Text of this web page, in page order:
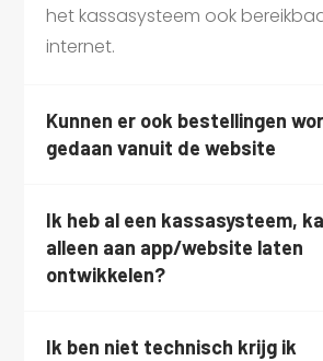
het kassasysteem ook
internet.
Kunnen er ook bestellingen
gedaan vanuit de website
Ik heb al een kassasysteem,
alleen aan app/website laten
ontwikkelen?
Ik ben niet technisch krijg ik